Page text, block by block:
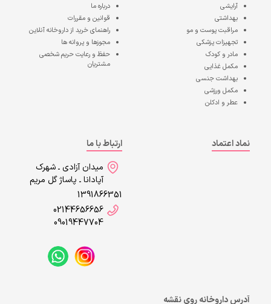
آرایشی
بهداشتی
مراقبت پوست و مو
تجهیزات پزشکی
مادر و کودک
مکمل غذایی
بهداشت جنسی
مکمل ورزشی
عطر و ادکلن
درباره ما
قوانین و مقررات
راهنمای خرید از داروخانه آنلاین
مجوزها و پروانه ها
حفظ و رعایت حریم شخصی
مشتریان
نماد اعتماد
ارتباط با ما
میدان آزادی ـ شهرک
آپادانا ـ پاساژ گل مریم
1391866351
02144656656
09019447704
آدرس داروخانه روی نقشه